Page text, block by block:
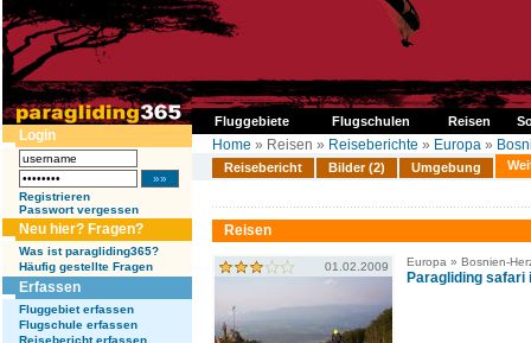
Fluggebiete Flugschulen Reisen
Login
Registrieren
Passwort vergessen
Neu hier? Fragen?
Was ist paragliding365?
Häufig gestellte Fragen
Erfassen
Fluggebiet erfassen
Flugschule erfassen
Reisebericht erfassen
Home » Reisen » Reiseberichte » Europa »
Reisebericht Bilder (2) Umgebung
Reisen
01.02.2009 Europa » Bosnien-
Paragliding safari